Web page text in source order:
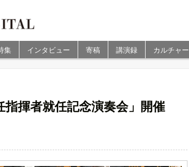
集 インタビュー 寄稿 講演録 カルチャー
指揮者就任記念演奏会」開催